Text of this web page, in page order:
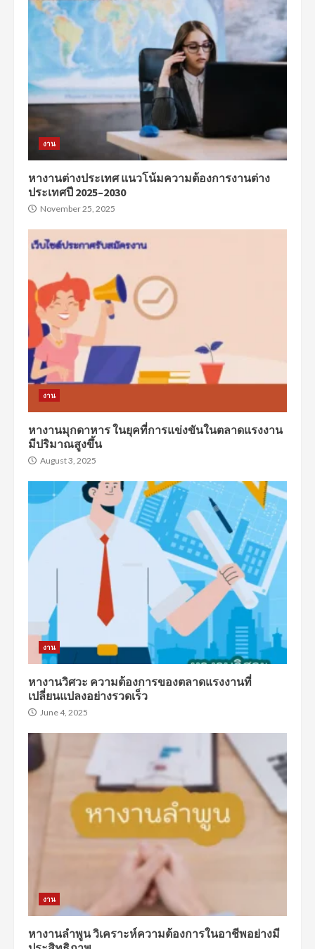
งาน
หางานต่างประเทศ แนวโน้มความต้องการงานต่าง
ประเทศปี 2025–2030
November 25, 2025
งาน
หางานมุกดาหาร ในยุคที่การแข่งขันในตลาดแรงงาน
มีปริมาณสูงขึ้น
August 3, 2025
งาน
หางานวิศวะ ความต้องการของตลาดแรงงานที่
เปลี่ยนแปลงอย่างรวดเร็ว
June 4, 2025
งาน
หางานลำพูน วิเคราะห์ความต้องการในอาชีพอย่างมี